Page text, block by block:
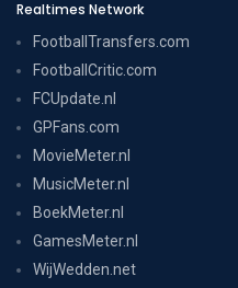
Realtimes Network
FootballTransfers.com
FootballCritic.com
FCUpdate.nl
GPFans.com
MovieMeter.nl
MusicMeter.nl
BoekMeter.nl
GamesMeter.nl
WijWedden.net